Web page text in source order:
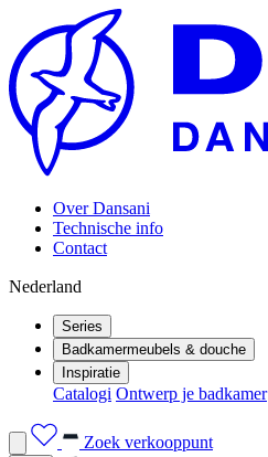
Over Dansani
Technische info
Contact
Nederland
Series
Badkamermeubels & douche
Inspiratie
Catalogi Ontwerp je badkamer
Zoek verkooppunt